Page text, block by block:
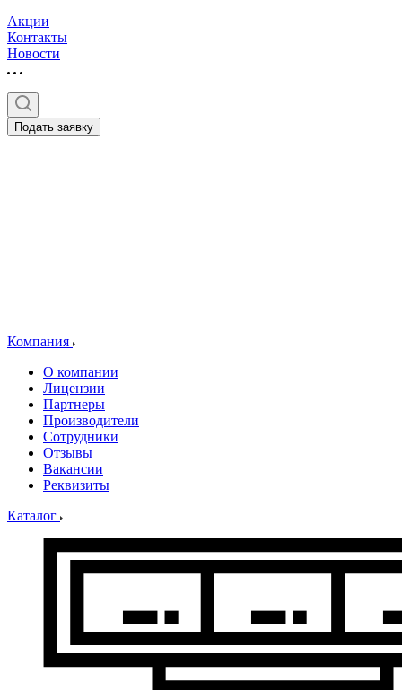
Акции
Контакты
Новости
Подать заявку
Компания
О компании
Лицензии
Партнеры
Производители
Сотрудники
Отзывы
Вакансии
Реквизиты
Каталог